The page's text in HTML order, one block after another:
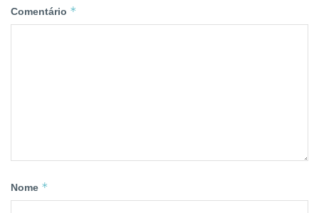
Comentário *
Nome *